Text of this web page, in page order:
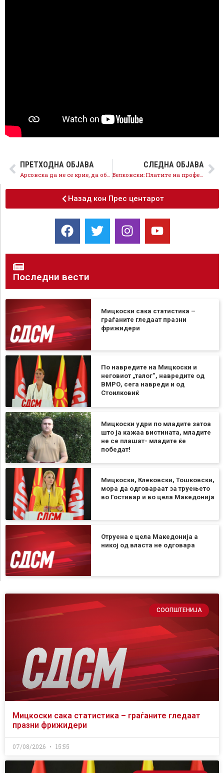
ПРЕТХОДНА ОБЈАВА СЛЕДНА ОБЈАВА
Велковски: Платите на професорите ги покачивме за над 20 отсто, од 2011 до 2016 година пораснале само 4 отсто
Назад кон Прес центарот
Последни вести
Мицкоски сака статистика –
граѓаните гледаат празни
фрижидери
По навредите на Мицкоски и
неговиот „талог“, навредите од
ВМРО, сега навреди и од
Стоилковиќ
Мицкоски удри по младите затоа
што ја кажаа вистината, младите
не се плашат- младите ќе
победат!
Мицкоски, Клековски, Тошковски,
мора да одговараат за труењето
во Гостивар и во цела Македонија
Отруена е цела Македонија а
никој од власта не одговара
СООПШТЕНИЈА
Мицкоски сака статистика – граѓаните гледаат
празни фрижидери
07/08/2026 15:55